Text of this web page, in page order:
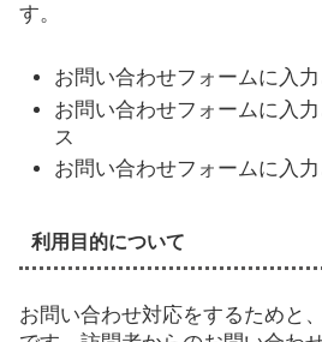
す。
お問い合わせフォームに入力
お問い合わせフォームに入
ス
お問い合わせフォームに入
利用目的について
お問い合わせ対応をするためと